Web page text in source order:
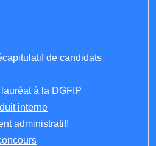
de candidats
à la DGFIP
interne
administratif!